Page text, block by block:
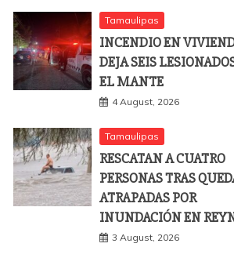
Tamaulipas
INCENDIO EN
DEJA SEIS
EL MANTE
4 August, 2026
Tamaulipas
RESCATAN A CUATRO
PERSONAS TRAS
ATRAPADAS POR
INUNDACIÓN EN
3 August, 2026